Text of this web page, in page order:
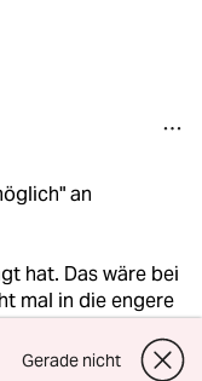
an
hat. Das wäre bei
mal in die engere
brav auf den
Gerade nicht